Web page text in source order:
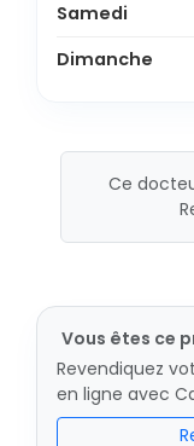
Samedi
Dimanche
Ce
Vous êtes ce
Revendiquez
en ligne avec